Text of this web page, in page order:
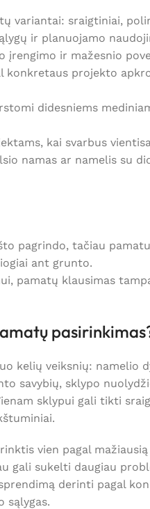
variantai: sraigtiniai,
ir planuojamo
įrengimo ir mažesnio
konkretaus projekto
didesniems
kai svarbus
namas ar namelis su
pagrindo, tačiau
ant grunto.
pamatų klausimas
kelių veiksnių: namelio
savybių, sklypo
sklypui gali tikti
vien pagal
gali sukelti daugiau
derinti pagal
sąlygas.